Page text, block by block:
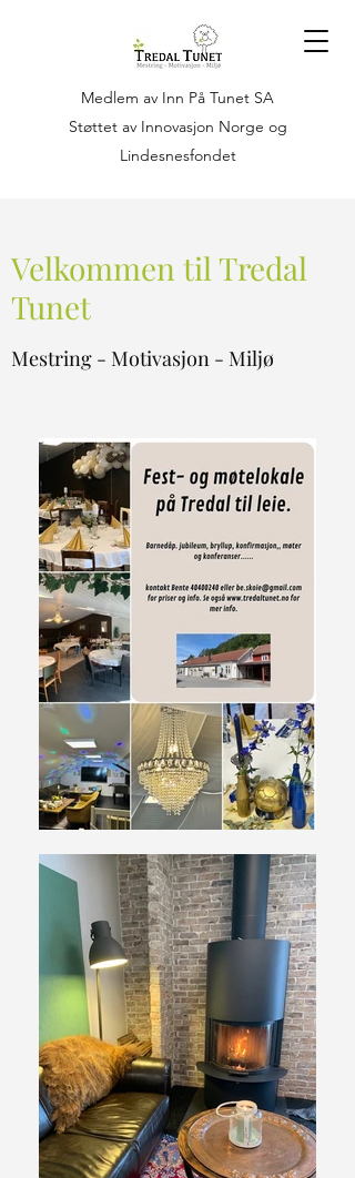
Medlem av Inn På Tunet SA
Støttet av Innovasjon Norge og
Lindesnesfondet
Velkommen til Tredal
Tunet
Mestring - Motivasjon - Miljø